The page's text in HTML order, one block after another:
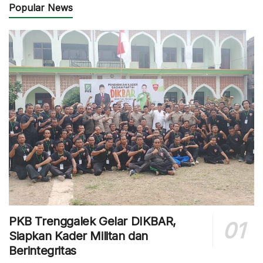
Popular News
PKB Trenggalek Gelar DIKBAR,
Siapkan Kader Militan dan
Berintegritas